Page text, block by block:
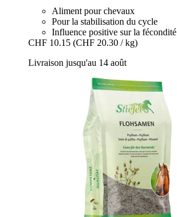
Aliment pour chevaux
Pour la stabilisation du cycle
Influence positive sur la fécondité
CHF 10.15 (CHF 20.30 / kg)
Livraison jusqu'au 14 août